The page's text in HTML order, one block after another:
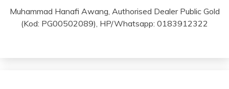
Muhammad Hanafi Awang, Authorised Dealer Public Gold
(Kod: PG00502089), HP/Whatsapp: 0183912322